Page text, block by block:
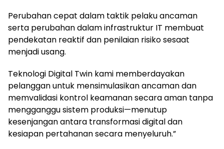
Perubahan cepat dalam taktik pelaku ancaman
serta perubahan dalam infrastruktur IT membuat
pendekatan reaktif dan penilaian risiko sesaat
menjadi usang.
Teknologi Digital Twin kami memberdayakan
pelanggan untuk mensimulasikan ancaman dan
memvalidasi kontrol keamanan secara aman tanpa
mengganggu sistem produksi—menutup
kesenjangan antara transformasi digital dan
kesiapan pertahanan secara menyeluruh.”